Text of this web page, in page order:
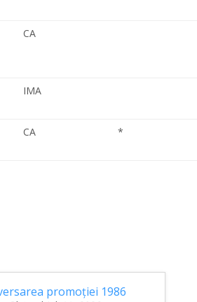
CA
IMA
CA *
promoției 1986